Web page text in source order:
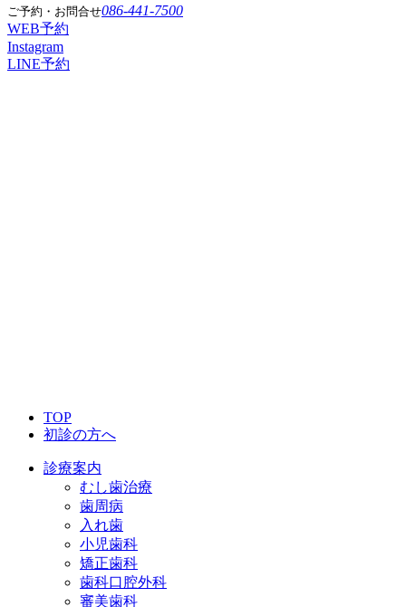
ご予約・お問合せ086-441-7500
WEB予約
Instagram
LINE予約
TOP
初診の方へ
診療案内
むし歯治療
歯周病
入れ歯
小児歯科
矯正歯科
歯科口腔外科
審美歯科